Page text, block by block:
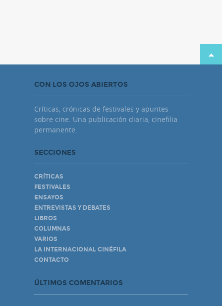
CON LOS OJOS ABIERTOS
Críticas, crónicas de festivales y apuntes
sobre cine. Una publicación diaria, cinefilia
permanente.
SECCIONES
CRÍTICAS
FESTIVALES
ENSAYOS
ENTREVISTAS Y DEBATES
LIBROS
COLUMNAS
VARIOS
LA INTERNACIONAL CINÉFILA
CONTACTO
ÚLTIMOS COMENTARIOS